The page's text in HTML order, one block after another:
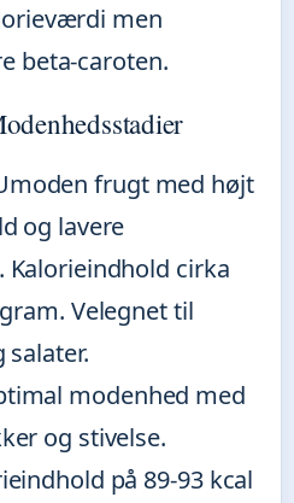
men
beta-caroten.
frugt med højt
og lavere
Kalorieindhold cirka
Velegnet til
salater.
modenhed med
og stivelse.
på 89-93 kcal